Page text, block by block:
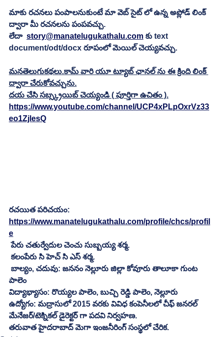
మాకు రచనలు పంపాలనుకుంటే మా వెబ్ సైట్ లో ఉన్న అప్లోడ్ లింక్
ద్వారా మీ రచనలను పంపవచ్చు.
లేదా story@manatelugukathalu.com కు text
document/odt/docx రూపంలో మెయిల్ చెయ్యవచ్చు.
మనతెలుగుకథలు.కామ్ వారి యూ ట్యూబ్ ఛానల్ ను ఈ క్రింది లింక్
ద్వారా చేరుకోవచ్చును.
దయ చేసి సబ్స్క్రయిబ్ చెయ్యండి ( పూర్తిగా ఉచితం ).
https://www.youtube.com/channel/UCP4xPLpOxrVz33
eo1ZjlesQ
రచయిత పరిచయం:
https://www.manatelugukathalu.com/profile/chcs/profil
e
పేరు చతుర్వేదుల చెంచు సుబ్బయ్య శర్మ.
కలంపేరు సి హెచ్ సి ఎస్ శర్మ.
బాల్యం, చదువు: జననం నెల్లూరు జిల్లా కోవూరు తాలూకా గుంట
పాలెం
విద్యాభ్యాసం: రొయ్యల పాలెం, బుచ్చి రెడ్డి పాలెం, నెల్లూరు
ఉద్యోగం: మద్రాసులో 2015 వరకు వివిధ కంపెనీలలో చీఫ్ జనరల్
మేనేజర్/టెక్నికల్ డైరెక్టర్ గా పదవి నిర్వహణ.
తరువాత హైదరాబాద్ మెగా ఇంజనీరింగ్ సంస్థలో చేరిక.